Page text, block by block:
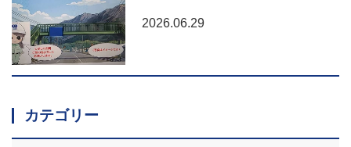
2026.06.29
カテゴリー